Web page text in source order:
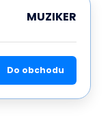
MUZIKER
Do obchodu